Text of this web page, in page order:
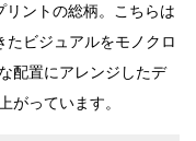
リントの総柄。こちらは
ビジュアルをモノクロ
配置にアレンジしたデ
がっています。